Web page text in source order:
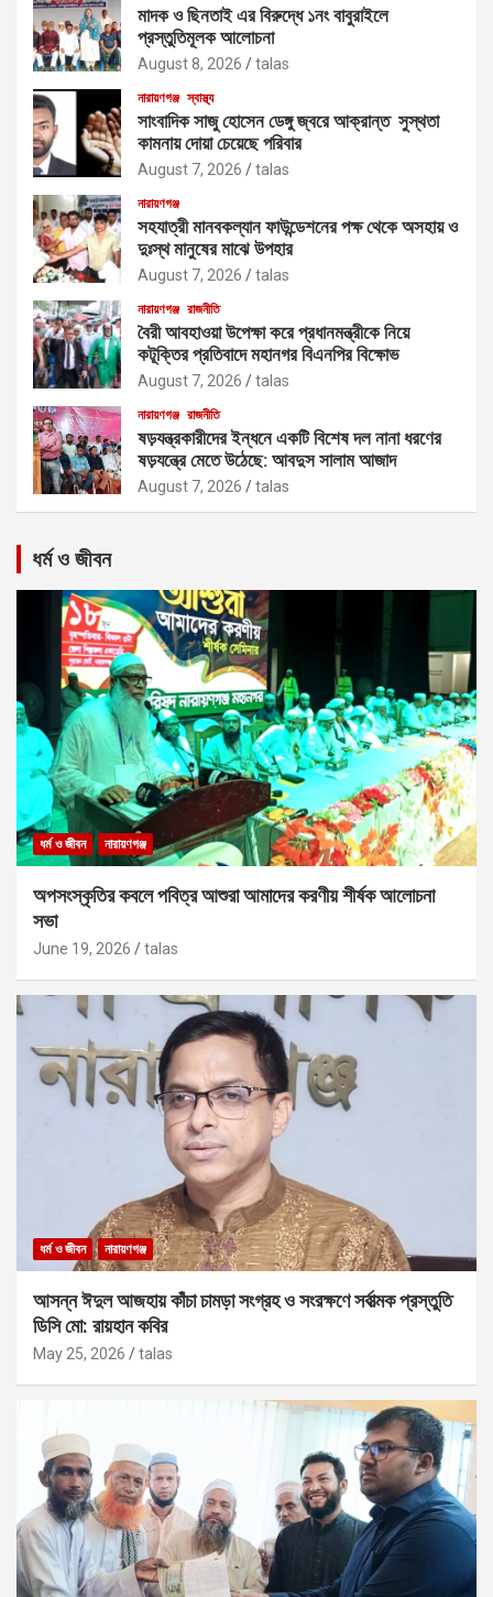
মাদক ও ছিনতাই এর বিরুদ্ধে ১নং বাবুরাইলে
প্রস্তুতিমূলক আলোচনা
August 8, 2026 talas
নারায়ণগঞ্জ স্বাস্থ্য
সাংবাদিক সাজু হোসেন ডেঙ্গু জ্বরে আক্রান্ত সুস্থতা
কামনায় দোয়া চেয়েছে পরিবার
August 7, 2026 talas
নারায়ণগঞ্জ
সহযাত্রী মানবকল্যান ফাউন্ডেশনের পক্ষ থেকে অসহায় ও
দুঃস্থ মানুষের মাঝে উপহার
August 7, 2026 talas
নারায়ণগঞ্জ রাজনীতি
বৈরী আবহাওয়া উপেক্ষা করে প্রধানমন্ত্রীকে নিয়ে
কটূক্তির প্রতিবাদে মহানগর বিএনপির বিক্ষোভ
August 7, 2026 talas
নারায়ণগঞ্জ রাজনীতি
ষড়যন্ত্রকারীদের ইন্ধনে একটি বিশেষ দল নানা ধরণের
ষড়যন্ত্রে মেতে উঠেছে: আবদুস সালাম আজাদ
August 7, 2026 talas
ধর্ম ও জীবন
ধর্ম ও জীবন নারায়ণগঞ্জ
অপসংস্কৃতির কবলে পবিত্র আশুরা আমাদের করণীয় শীর্ষক আলোচনা
সভা
June 19, 2026 talas
ধর্ম ও জীবন নারায়ণগঞ্জ
আসন্ন ঈদুল আজহায় কাঁচা চামড়া সংগ্রহ ও সংরক্ষণে সর্বাত্মক প্রস্তুতি
ডিসি মো: রায়হান কবির
May 25, 2026 talas